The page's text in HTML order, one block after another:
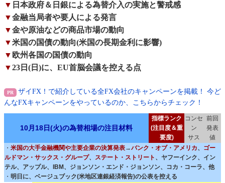
▼ 日本政府＆日銀による為替介入の実施と警戒感
▼金融当局者や要人による発言
▼金や原油などの商品市場の動向
▼米国の国債の動向(米国の長期金利に影響)
▼ 欧州各国の国債の動向
▼23日(日)に、EU首脳会議を控える点
ザイFX！で紹介している全FX会社のキャンペーンを掲載！ 今ど
んなFXキャンペーンをやっているのか、こちらからチェック！
10月18日(火)の為替相場の注目材料
指標ランク
(注目度＆重
要度)
コンセ
ン
サス
前回
発表
値
・ 米国の大手金融機関や主要企業の決算発表→バンク・オブ・アメリカ、 ゴー
ルドマン・サックス・グループ、 ステート・ストリート 、ヤフーインク、イン
テル、アップル、IBM、ジョンソン・エンド・ジョンソン、コカ・コーラ、他
・ 明日に、ベージュブック(米地区連銀経済報告)の公表を控える